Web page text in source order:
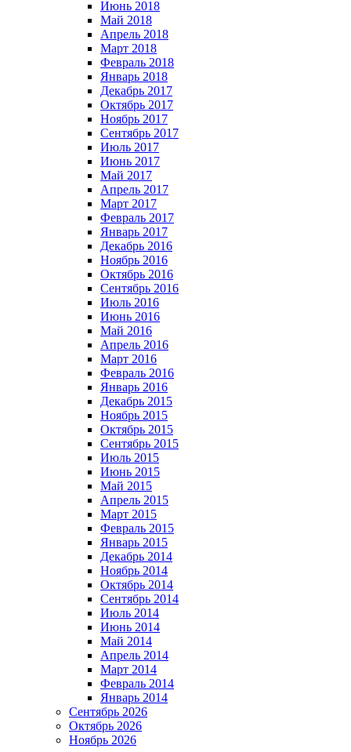
Июнь 2018
Май 2018
Апрель 2018
Март 2018
Февраль 2018
Январь 2018
Декабрь 2017
Октябрь 2017
Ноябрь 2017
Сентябрь 2017
Июль 2017
Июнь 2017
Май 2017
Апрель 2017
Март 2017
Февраль 2017
Январь 2017
Декабрь 2016
Ноябрь 2016
Октябрь 2016
Сентябрь 2016
Июль 2016
Июнь 2016
Май 2016
Апрель 2016
Март 2016
Февраль 2016
Январь 2016
Декабрь 2015
Ноябрь 2015
Октябрь 2015
Сентябрь 2015
Июль 2015
Июнь 2015
Май 2015
Апрель 2015
Март 2015
Февраль 2015
Январь 2015
Декабрь 2014
Ноябрь 2014
Октябрь 2014
Сентябрь 2014
Июль 2014
Июнь 2014
Май 2014
Апрель 2014
Март 2014
Февраль 2014
Январь 2014
Сентябрь 2026
Октябрь 2026
Ноябрь 2026